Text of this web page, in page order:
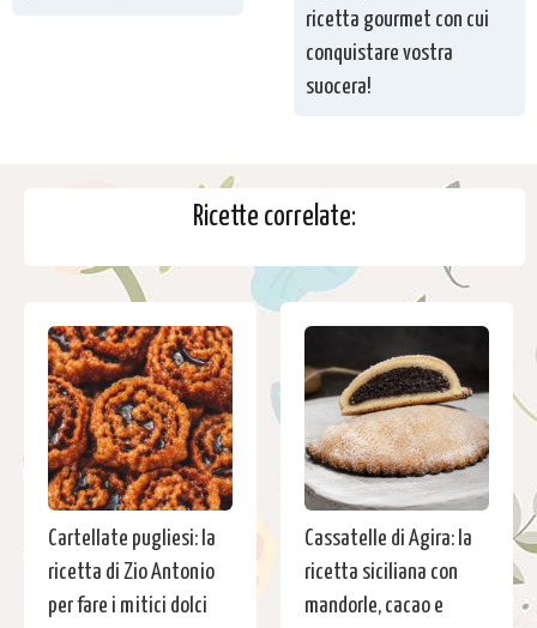
ricetta gourmet con cui
conquistare vostra
suocera!
Ricette correlate:
Cartellate pugliesi: la
ricetta di Zio Antonio
per fare i mitici dolci
Cassatelle di Agira: la
ricetta siciliana con
mandorle, cacao e